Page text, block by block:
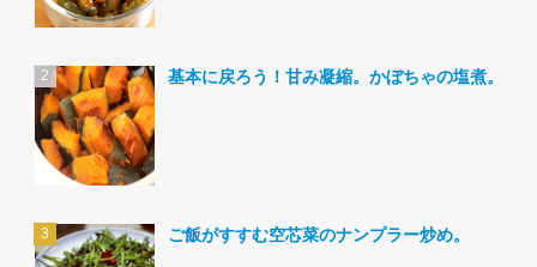
基本に戻ろう！甘み凝縮。かぼちゃの塩煮。
ご飯がすすむ空芯菜のナンプラー炒め。